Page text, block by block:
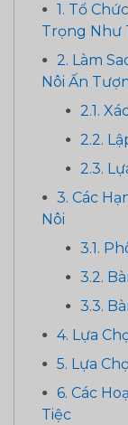
1. Tổ
Trọng Như
2. Làm
Nôi Ấn
2.1.
2.2.
2.3.
3. Các
Nôi
3.1.
3.2.
3.3.
4. Lựa
5. Lựa
6. Các
Tiệc